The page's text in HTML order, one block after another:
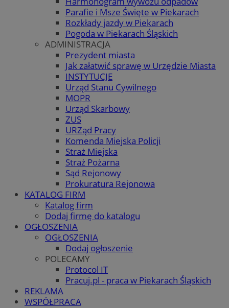
Parafie i Msze Święte w Piekarach
Rozkłady jazdy w Piekarach
Pogoda w Piekarach Śląskich
ADMINISTRACJA
Prezydent miasta
Jak załatwić sprawę w Urzędzie Miasta
INSTYTUCJE
Urząd Stanu Cywilnego
MOPR
Urząd Skarbowy
ZUS
URZąd Pracy
Komenda Miejska Policji
Straż Miejska
Straż Pożarna
Sąd Rejonowy
Prokuratura Rejonowa
KATALOG FIRM
Katalog firm
Dodaj firmę do katalogu
OGŁOSZENIA
OGŁOSZENIA
Dodaj ogłoszenie
POLECAMY
Protocol IT
Pracuj.pl - praca w Piekarach Śląskich
REKLAMA
WSPÓŁPRACA